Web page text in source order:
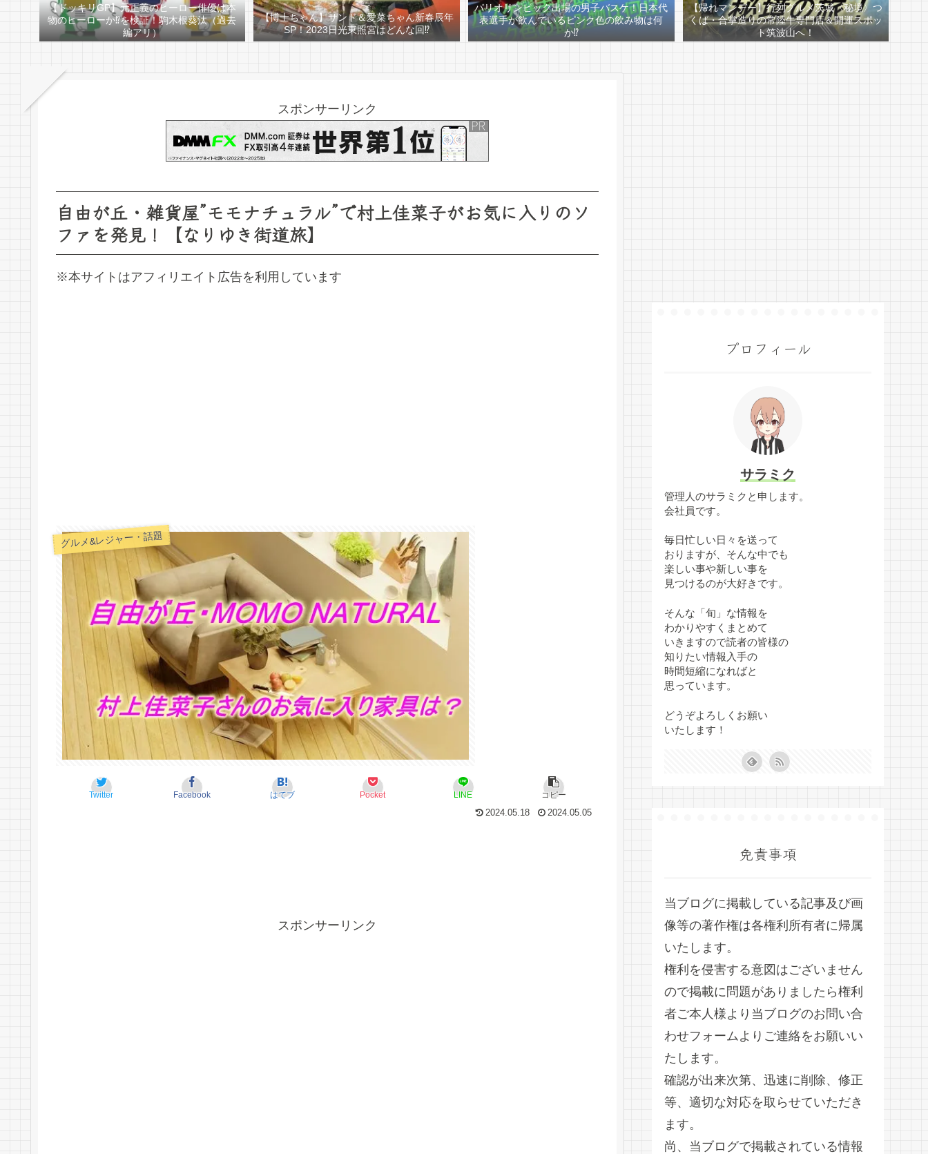
【ドッキリGP】元正義のヒーロー俳優は本
物のヒーローか⁉を検証！駒木根葵汰（過去
編アリ）
【博士ちゃん】サンド＆愛菜ちゃん新春辰年
SP！2023日光東照宮はどんな回⁉
パリオリンピック出場の男子バスケ！日本代
表選手が飲んでいるピンク色の飲み物は何
か⁉
【帰れマンデー】行列グルメ茨城〈秘境〉つ
くば・合掌造りの常陸牛専門店＆開運スポッ
ト筑波山へ！
スポンサーリンク
自由が丘・雑貨屋”モモナチュラル”で村上佳菜子がお気に入りのソ
ファを発見！【なりゆき街道旅】
※本サイトはアフィリエイト広告を利用しています
グルメ&レジャー・話題
Twitter Facebook はてブ Pocket LINE
コピー
2024.05.18
2024.05.05
スポンサーリンク
プロフィール
サラミク
管理人のサラミクと申します。
会社員です。
毎日忙しい日々を送って
おりますが、そんな中でも
楽しい事や新しい事を
見つけるのが大好きです。
そんな「旬」な情報を
わかりやすくまとめて
いきますので読者の皆様の
知りたい情報入手の
時間短縮になればと
思っています。
どうぞよろしくお願い
いたします！
免責事項
当ブログに掲載している記事及び画
像等の著作権は各権利所有者に帰属
いたします。
権利を侵害する意図はございません
ので掲載に問題がありましたら権利
者ご本人様より当ブログのお問い合
わせフォームよりご連絡をお願いい
たします。
確認が出来次第、迅速に削除、修正
等、適切な対応を取らせていただき
ます。
尚、当ブログで掲載されている情報